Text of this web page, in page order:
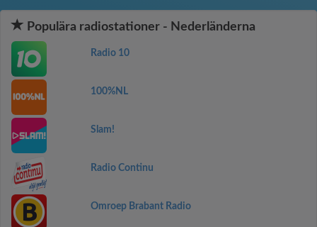
Populära radiostationer - Nederländerna
Radio 10
100%NL
Slam!
Radio Continu
Omroep Brabant Radio